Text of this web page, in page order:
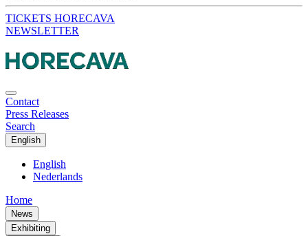
TICKETS HORECAVA
NEWSLETTER
Contact
Press Releases
Search
English
English
Nederlands
Home
News
Exhibiting